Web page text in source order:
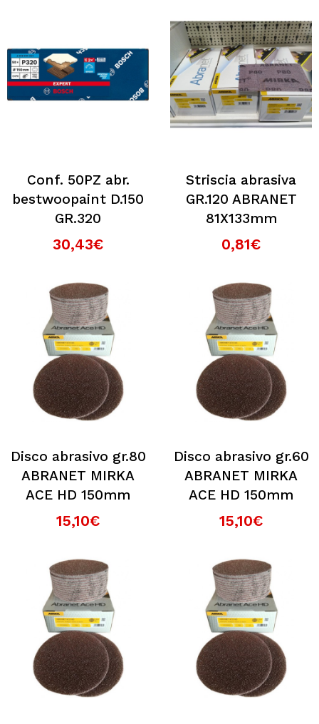
Conf. 50PZ abr.
bestwoopaint D.150
GR.320
30,43€
Striscia abrasiva
GR.120 ABRANET
81X133mm
0,81€
Disco abrasivo gr.80
ABRANET MIRKA
ACE HD 150mm
15,10€
Disco abrasivo gr.60
ABRANET MIRKA
ACE HD 150mm
15,10€